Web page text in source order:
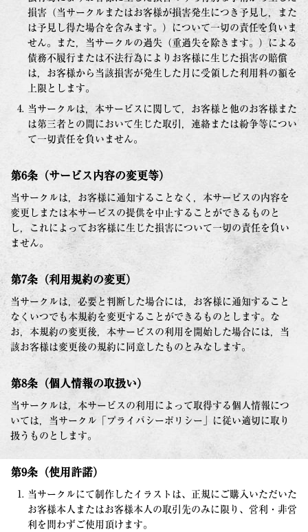
損害（当サークルまたはお客様が損害発生につき予見し，また
は予見し得た場合を含みます。）について一切の責任を負いま
せん。また，当サークルの過失（重過失を除きます。）による
債務不履行または不法行為によりお客様に生じた損害の賠償
は，お客様から当該損害が発生した月に受領した利用料の額を
上限とします。
当サークルは，本サービスに関して，お客様と他のお客様また
は第三者との間において生じた取引，連絡または紛争等につい
て一切責任を負いません。
第6条（サービス内容の変更等）
当サークルは，お客様に通知することなく，本サービスの内容を
変更しまたは本サービスの提供を中止することができるものと
し，これによってお客様に生じた損害について一切の責任を負い
ません。
第7条（利用規約の変更）
当サークルは，必要と判断した場合には，お客様に通知すること
なくいつでも本規約を変更することができるものとします。な
お，本規約の変更後，本サービスの利用を開始した場合には，当
該お客様は変更後の規約に同意したものとみなします。
第8条（個人情報の取扱い）
当サークルは，本サービスの利用によって取得する個人情報につ
いては，当サークル「プライバシーポリシー」に従い適切に取り
扱うものとします。
第9条（使用許諾）
当サークルにて制作したイラストは、正規にご購入いただいた
お客様本人またはお客様本人の取引先のみに限り、営利・非営
利を問わずご使用頂けます。